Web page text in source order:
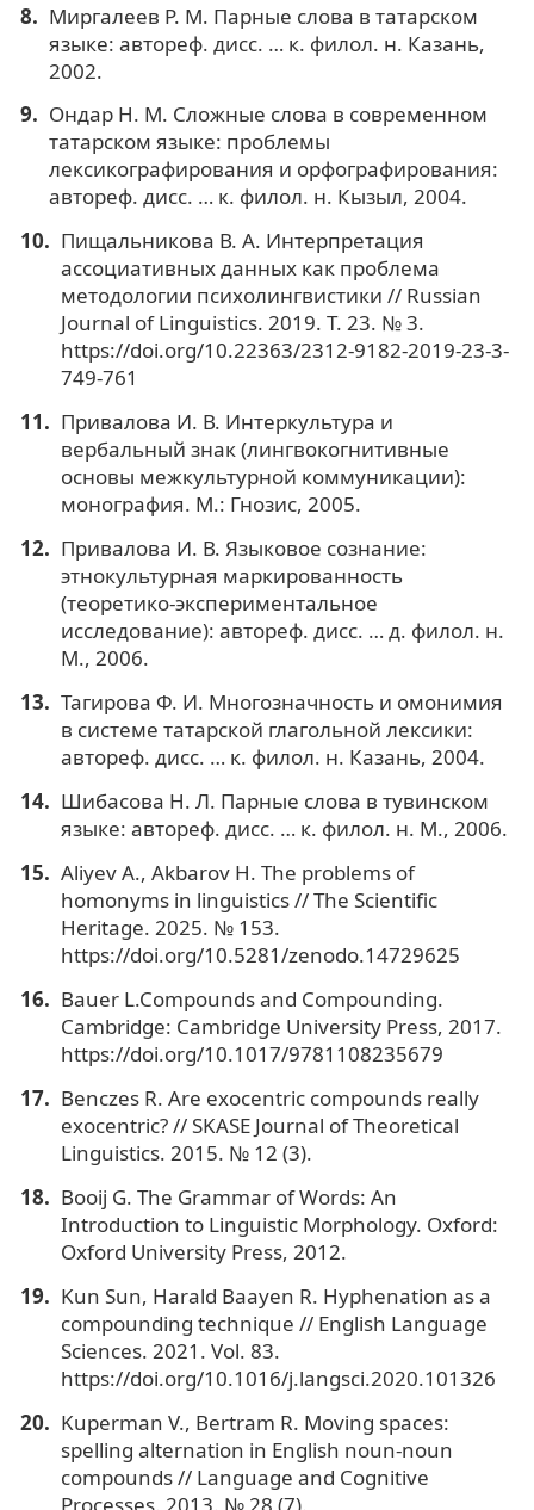
Миргалеев Р. М. Парные слова в татарском
языке: автореф. дисс. … к. филол. н. Казань,
2002.
Ондар Н. М. Сложные слова в современном
татарском языке: проблемы
лексикографирования и орфографирования:
автореф. дисс. … к. филол. н. Кызыл, 2004.
Пищальникова В. А. Интерпретация
ассоциативных данных как проблема
методологии психолингвистики // Russian
Journal of Linguistics. 2019. Т. 23. № 3.
https://doi.org/10.22363/2312-9182-2019-23-3-
749-761
Привалова И. В. Интеркультура и
вербальный знак (лингвокогнитивные
основы межкультурной коммуникации):
монография. М.: Гнозис, 2005.
Привалова И. В. Языковое сознание:
этнокультурная маркированность
(теоретико-экспериментальное
исследование): автореф. дисс. … д. филол. н.
М., 2006.
Тагирова Ф. И. Многозначность и омонимия
в системе татарской глагольной лексики:
автореф. дисс. … к. филол. н. Казань, 2004.
Шибасова Н. Л. Парные слова в тувинском
языке: автореф. дисс. … к. филол. н. М., 2006.
Aliyev A., Akbarov H. The problems of
homonyms in linguistics // The Scientific
Heritage. 2025. № 153.
https://doi.org/10.5281/zenodo.14729625
Bauer L.Compounds and Compounding.
Cambridge: Cambridge University Press, 2017.
https://doi.org/10.1017/9781108235679
Benczes R. Are exocentric compounds really
exocentric? // SKASE Journal of Theoretical
Linguistics. 2015. № 12 (3).
Booij G. The Grammar of Words: An
Introduction to Linguistic Morphology. Oxford:
Oxford University Press, 2012.
Kun Sun, Harald Baayen R. Hyphenation as a
compounding technique // English Language
Sciences. 2021. Vol. 83.
https://doi.org/10.1016/j.langsci.2020.101326
Kuperman V., Bertram R. Moving spaces:
spelling alternation in English noun-noun
compounds // Language and Cognitive
Processes. 2013. № 28 (7).